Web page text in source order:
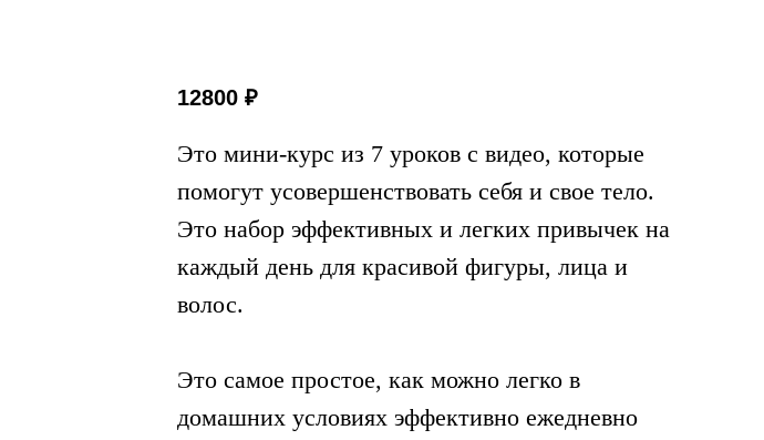
12800 ₽
Это мини-курс из 7 уроков с видео, которые
помогут усовершенствовать себя и свое тело.
Это набор эффективных и легких привычек на
каждый день для красивой фигуры, лица и
волос.
Это самое простое, как можно легко в
домашних условиях эффективно ежедневно